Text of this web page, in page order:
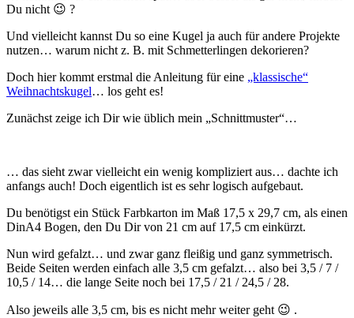
Du nicht 😉 ?
Und vielleicht kannst Du so eine Kugel ja auch für andere Projekte
nutzen… warum nicht z. B. mit Schmetterlingen dekorieren?
Doch hier kommt erstmal die Anleitung für eine „klassische“
Weihnachtskugel… los geht es!
Zunächst zeige ich Dir wie üblich mein „Schnittmuster“…
… das sieht zwar vielleicht ein wenig kompliziert aus… dachte ich
anfangs auch! Doch eigentlich ist es sehr logisch aufgebaut.
Du benötigst ein Stück Farbkarton im Maß 17,5 x 29,7 cm, als einen
DinA4 Bogen, den Du Dir von 21 cm auf 17,5 cm einkürzt.
Nun wird gefalzt… und zwar ganz fleißig und ganz symmetrisch.
Beide Seiten werden einfach alle 3,5 cm gefalzt… also bei 3,5 / 7 /
10,5 / 14… die lange Seite noch bei 17,5 / 21 / 24,5 / 28.
Also jeweils alle 3,5 cm, bis es nicht mehr weiter geht 😉 .